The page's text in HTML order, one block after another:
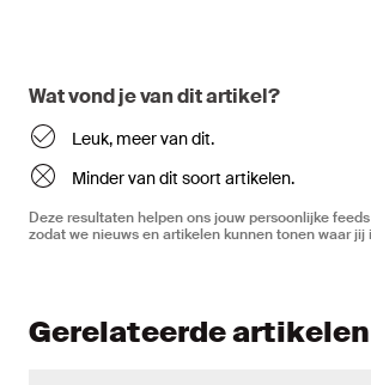
Wat vond je van dit artikel?
Leuk, meer van dit.
Minder van dit soort artikelen.
Deze resultaten helpen ons jouw persoonlijke
zodat we nieuws en artikelen kunnen tonen waar jij
Gerelateerde artikelen